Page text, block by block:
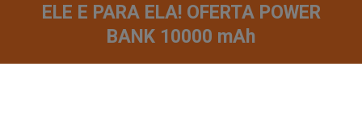
ELE E PARA ELA! OFERTA POWER
BANK 10000 mAh